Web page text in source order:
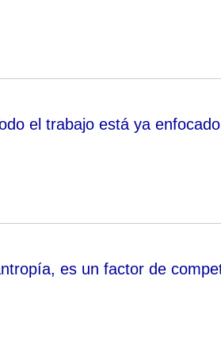
el trabajo está ya
es un factor de